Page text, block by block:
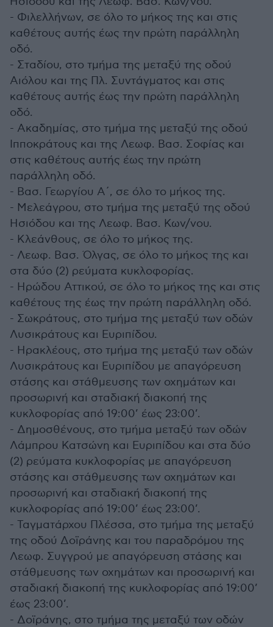
- Φιλελλήνων, σε όλο το μήκος της και στις
καθέτους αυτής έως την πρώτη παράλληλη
οδό.
- Σταδίου, στο τμήμα της μεταξύ της οδού
Αιόλου και της Πλ. Συντάγματος και στις
καθέτους αυτής έως την πρώτη παράλληλη
οδό.
- Ακαδημίας, στο τμήμα της μεταξύ της οδού
Ιπποκράτους και της Λεωφ. Βασ. Σοφίας και
στις καθέτους αυτής έως την πρώτη
παράλληλη οδό.
- Βασ. Γεωργίου Α΄, σε όλο το μήκος της.
- Μελεάγρου, στο τμήμα της μεταξύ της οδού
Ησιόδου και της Λεωφ. Βασ. Κων/νου.
- Κλεάνθους, σε όλο το μήκος της.
- Λεωφ. Βασ. Όλγας, σε όλο το μήκος της και
στα δύο (2) ρεύματα κυκλοφορίας.
- Ηρώδου Αττικού, σε όλο το μήκος της και στις
καθέτους της έως την πρώτη παράλληλη οδό.
- Σωκράτους, στο τμήμα της μεταξύ των οδών
Λυσικράτους και Ευριπίδου.
- Ηρακλέους, στο τμήμα της μεταξύ των οδών
Λυσικράτους και Ευριπίδου με απαγόρευση
στάσης και στάθμευσης των οχημάτων και
προσωρινή και σταδιακή διακοπή της
κυκλοφορίας από 19:00’ έως 23:00’.
- Δημοσθένους, στο τμήμα μεταξύ των οδών
Λάμπρου Κατσώνη και Ευριπίδου και στα δύο
(2) ρεύματα κυκλοφορίας με απαγόρευση
στάσης και στάθμευσης των οχημάτων και
προσωρινή και σταδιακή διακοπή της
κυκλοφορίας από 19:00’ έως 23:00’.
- Ταγματάρχου Πλέσσα, στο τμήμα της μεταξύ
της οδού Δοϊράνης και του παραδρόμου της
Λεωφ. Συγγρού με απαγόρευση στάσης και
στάθμευσης των οχημάτων και προσωρινή και
σταδιακή διακοπή της κυκλοφορίας από 19:00’
έως 23:00’.
- Δοϊράνης, στο τμήμα της μεταξύ των οδών